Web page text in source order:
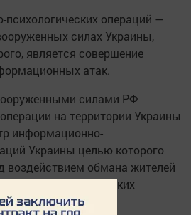
операций —
силах Украины,
является совершение
атак.
силами РФ
на территории Украины
информационно-
Украины целью которого
воздействием обмана жителей
террористических